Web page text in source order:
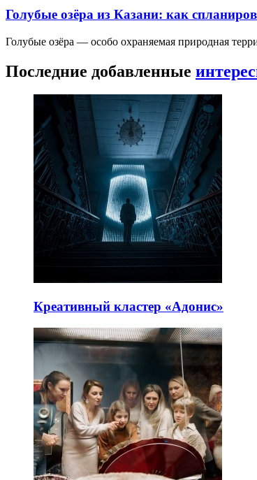
Голубые озёра из Казани: как
Голубые озёра — особо охраняемая природная
Последние добавленные
Креативный кластер «Адонис»